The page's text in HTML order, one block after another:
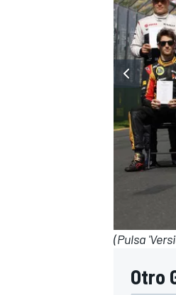
(Pulsa
Otro